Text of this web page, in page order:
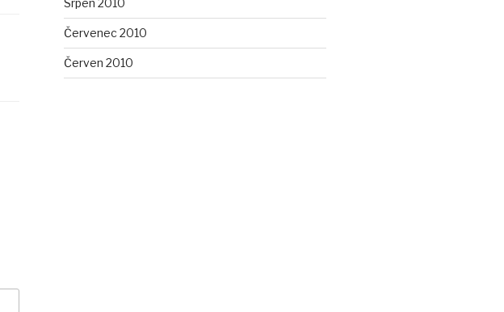
Srpen 2010
Červenec 2010
Červen 2010